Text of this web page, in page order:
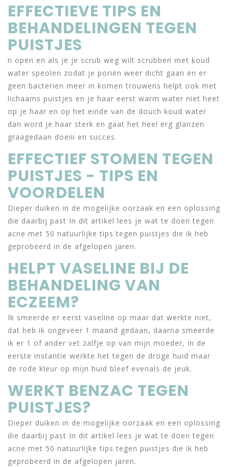
EFFECTIEVE TIPS EN
BEHANDELINGEN TEGEN
PUISTJES
n open en als je je scrub weg wilt scrubben met koud
water speolen zodat je poriën weer dicht gaan en er
geen bacterien meer in komen trouwens helpt ook met
lichaams puistjes en je haar eerst warm water niet heet
op je haar en op het einde van de douch koud water
dan word je haar sterk en gaat het heel erg glanzen
graagedaan doeiii en succes.
EFFECTIEF STOMEN TEGEN
PUISTJES - TIPS EN
VOORDELEN
Dieper duiken in de mogelijke oorzaak en een oplossing
die daarbij past In dit artikel lees je wat te doen tegen
acne met 50 natuurlijke tips tegen puistjes die ik heb
geprobeerd in de afgelopen jaren.
HELPT VASELINE BIJ DE
BEHANDELING VAN
ECZEEM?
Ik smeerde er eerst vaseline op maar dat werkte niet,
dat heb ik ongeveer 1 maand gedaan, daarna smeerde
ik er 1 of ander vet zalfje op van mijn moeder, in de
eerste instantie werkte het tegen de droge huid maar
de rode kleur op mijn huid bleef evenals de jeuk.
WERKT BENZAC TEGEN
PUISTJES?
Dieper duiken in de mogelijke oorzaak en een oplossing
die daarbij past In dit artikel lees je wat te doen tegen
acne met 50 natuurlijke tips tegen puistjes die ik heb
geprobeerd in de afgelopen jaren.